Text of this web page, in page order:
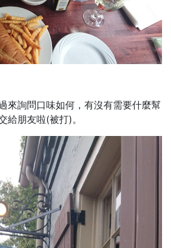
來詢問口味如何，有沒有需要什麼幫
給朋友啦(被打)。